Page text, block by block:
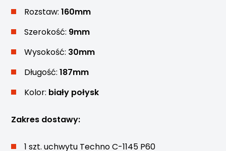
Rozstaw:160mm
Szerokość: 9mm
Wysokość: 30mm
Długość:187mm
Kolor: biały połysk
Zakres dostawy:
1 szt. uchwytu Techno C-1145 P60